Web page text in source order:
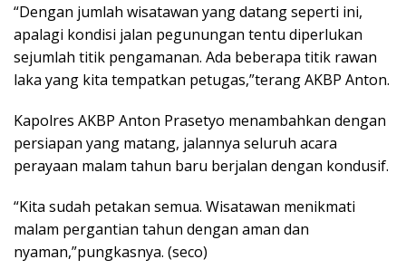
“Dengan jumlah wisatawan yang datang seperti ini,
apalagi kondisi jalan pegunungan tentu diperlukan
sejumlah titik pengamanan. Ada beberapa titik rawan
laka yang kita tempatkan petugas,”terang AKBP Anton.
Kapolres AKBP Anton Prasetyo menambahkan dengan
persiapan yang matang, jalannya seluruh acara
perayaan malam tahun baru berjalan dengan kondusif.
“Kita sudah petakan semua. Wisatawan menikmati
malam pergantian tahun dengan aman dan
nyaman,”pungkasnya. (seco)